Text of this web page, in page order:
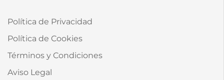
Política de Privacidad
Política de Cookies
Términos y Condiciones
Aviso Legal